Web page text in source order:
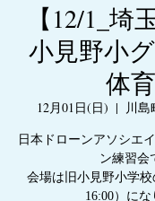
【12/1_埼
小見野小
体
12月01日(日)
  |
川島
日本ドローンアソシエ
ン練習会
会場は旧小見野小学
16:00）にな